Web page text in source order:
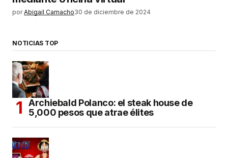
por Abigail Camacho30 de diciembre de 2024
NOTICIAS TOP
Archiebald Polanco: el steak house de
5,000 pesos que atrae élites